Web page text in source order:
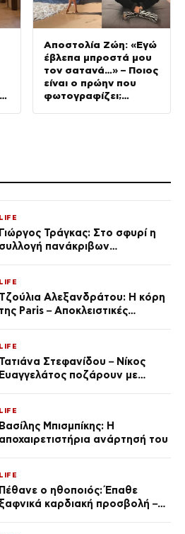
Αποστολία Ζώη: «Εγώ
έβλεπα μπροστά μου
τον σατανά…» – Ποιος
είναι ο πρώην που
φωτογραφίζει;
LIFE
Γιώργος Τράγκας: Στο σφυρί η
συλλογή πανάκριβων
LIFE
Τζούλια Αλεξανδράτου: Η κόρη
της Paris – Αποκλειστικές
LIFE
Τατιάνα Στεφανίδου – Νίκος
Ευαγγελάτος ποζάρουν με
LIFE
Βασίλης Μπισμπίκης: Η
αποχαιρετιστήρια ανάρτησή του
LIFE
Πέθανε ο ηθοποιός: Έπαθε
ξαφνικά καρδιακή προσβολή – Η